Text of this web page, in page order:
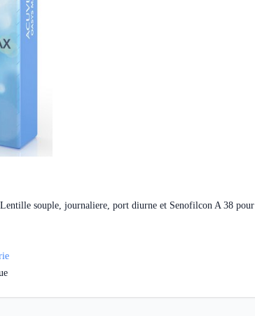
souple, journaliere, port diurne et Senofilcon A 38 pour